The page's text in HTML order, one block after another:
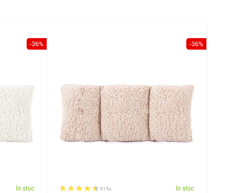
-36%
în stoc
-36%
915x în stoc